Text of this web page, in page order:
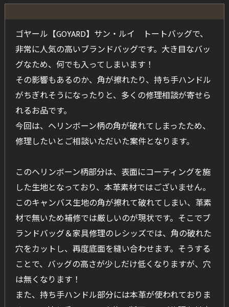
ゴヤール【GOYARD】サン・ルイ トートバッグで、
非常に人気の高いブランドバッグです。大き目なバッ
グなため、何でも入ってしまいます！
その影響もあるのか、角が擦れたり、持ち手ハンドル
がちぎれそうになったりと、多くの修理相談が寄せら
れるお品です。
今回は、ヘリンボーン柄の角が破れてしまったため、
修理したいとご相談いただいた案件となります。
このヘリンボーン柄部分は、表面にコーティングを施
した生地となっており、本革素材ではございません。
このキャンバス生地の角が擦れて破れてしまい、革素
材で無いため補修では厳しいのが現状です。そこでブ
ランドバッグ＆家具修理のレシッズでは、角の破れた
穴をカットし、再度底面を縫い合わせます。そうする
ことで、バッグの高さが少しだけ低くなりますが、穴
は無くなります！
また、持ち手ハンドル部分には本革が使われておりま